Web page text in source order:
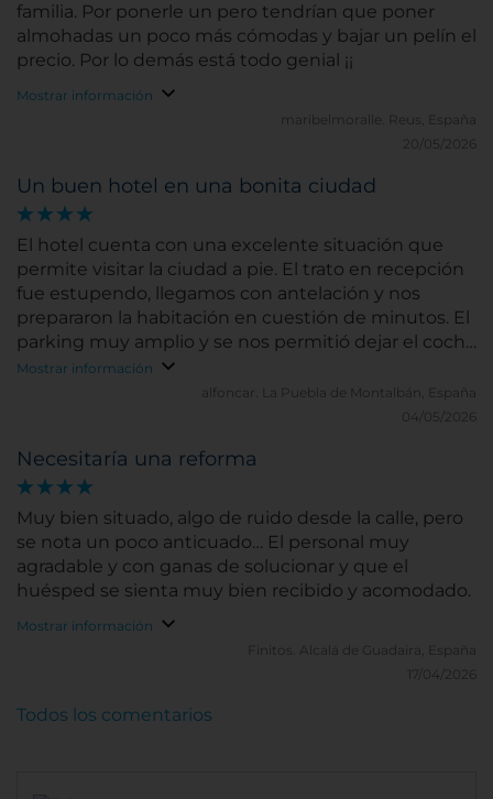
familia. Por ponerle un pero tendrían que poner
almohadas un poco más cómodas y bajar un pelín el
precio. Por lo demás está todo genial ¡¡
Mostrar información
maribelmoralle.
Reus, España
20/05/2026
Un buen hotel en una bonita ciudad
El hotel cuenta con una excelente situación que
permite visitar la ciudad a pie. El trato en recepción
fue estupendo, llegamos con antelación y nos
prepararon la habitación en cuestión de minutos. El
parking muy amplio y se nos permitió dejar el coche
unas horas después de hacer el checkout. El
desayuno, como siempre, fenomenal.
Mostrar información
alfoncar.
La Puebla de Montalbán, España
04/05/2026
Necesitaría una reforma
Muy bien situado, algo de ruido desde la calle, pero
se nota un poco anticuado… El personal muy
agradable y con ganas de solucionar y que el
huésped se sienta muy bien recibido y acomodado.
Mostrar información
Finitos. Alcalá de Guadaira, España
17/04/2026
Todos los comentarios